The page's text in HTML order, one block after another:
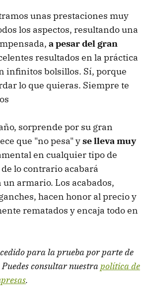
unas prestaciones muy
los aspectos, resultando una
a pesar del gran
resultados en la práctica
infinitos bolsillos. Sí, porque
lo que quieras. Siempre te
sorprende por su gran
que "no pesa" yse lleva muy
en cualquier tipo de
lo contrario acabará
armario. Los acabados,
hacen honor al precio y
rematados y encaja todo en
para la prueba por parte de
Puedes consultar nuestrapolítica de
.